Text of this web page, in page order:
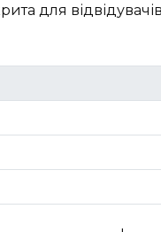
для